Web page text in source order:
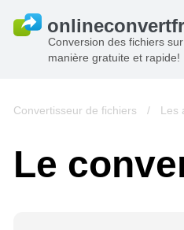
Conversion des fichiers
manière gratuite et rapide!
Convertisseur de fichiers / Les
Le